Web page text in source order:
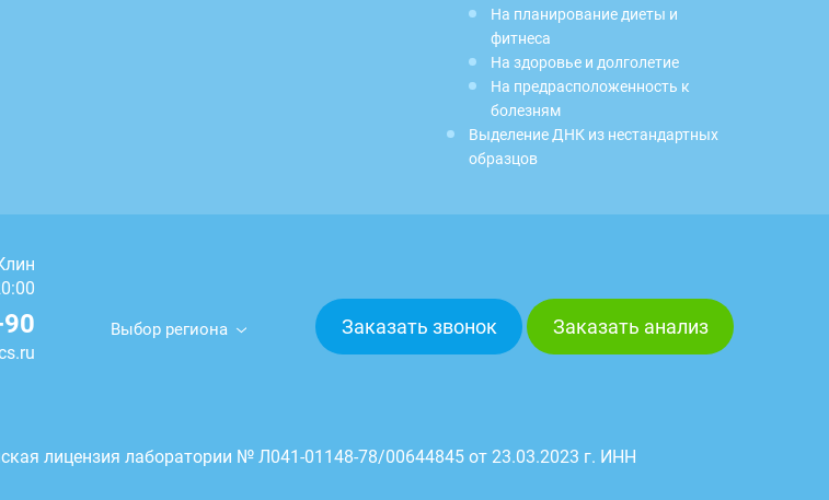
На планирование диеты и
фитнеса
На здоровье и долголетие
На предрасположенность к
болезням
Выделение ДНК из нестандартных
образцов
Выбор региона Заказать звонок Заказать анализ
лицензия лаборатории № Л041-01148-78/00644845 от 23.03.2023 г. ИНН